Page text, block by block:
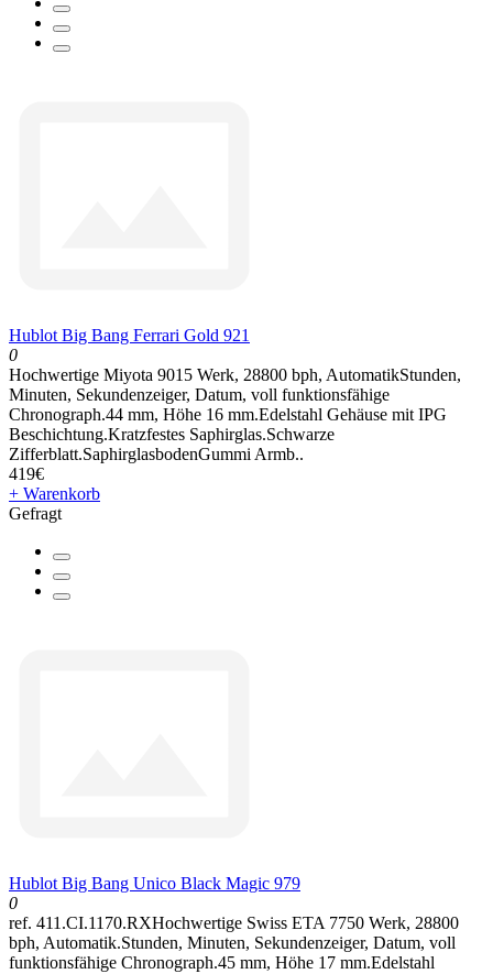
Hublot Big Bang Ferrari Gold 921
0
Hochwertige Miyota 9015 Werk, 28800 bph, AutomatikStunden,
Minuten, Sekundenzeiger, Datum, voll funktionsfähige
Chronograph.44 mm, Höhe 16 mm.Edelstahl Gehäuse mit IPG
Beschichtung.Kratzfestes Saphirglas.Schwarze
Zifferblatt.SaphirglasbodenGummi Armb..
419€
+ Warenkorb
Gefragt
Hublot Big Bang Unico Black Magic 979
0
ref. 411.CI.1170.RXHochwertige Swiss ETA 7750 Werk, 28800
bph, Automatik.Stunden, Minuten, Sekundenzeiger, Datum, voll
funktionsfähige Chronograph.45 mm, Höhe 17 mm.Edelstahl